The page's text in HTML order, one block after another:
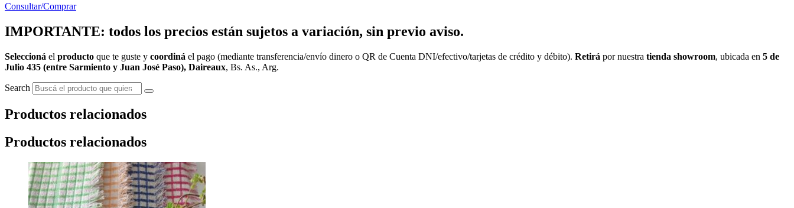
Consultar/Comprar
IMPORTANTE: todos los precios están sujetos a variación, sin previo aviso.
Seleccioná el producto que te guste y coordiná el pago (mediante transferencia/envío dinero o QR de Cuenta DNI/efectivo/tarjetas de crédito y débito). Retirá por nuestra tienda showroom, ubicada en 5 de
Julio 435 (entre Sarmiento y Juan José Paso), Daireaux, Bs. As., Arg.
Search
Productos relacionados
Productos relacionados